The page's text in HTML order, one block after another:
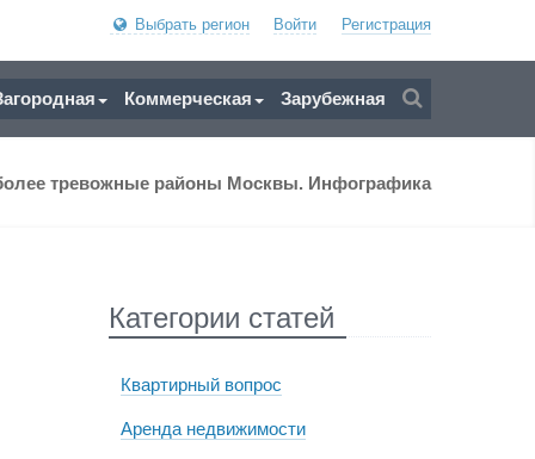
Выбрать регион Войти Регистрация
Коммерческая Зарубежная
тревожные районы Москвы. Инфографика
Категории статей
Квартирный вопрос
Аренда недвижимости